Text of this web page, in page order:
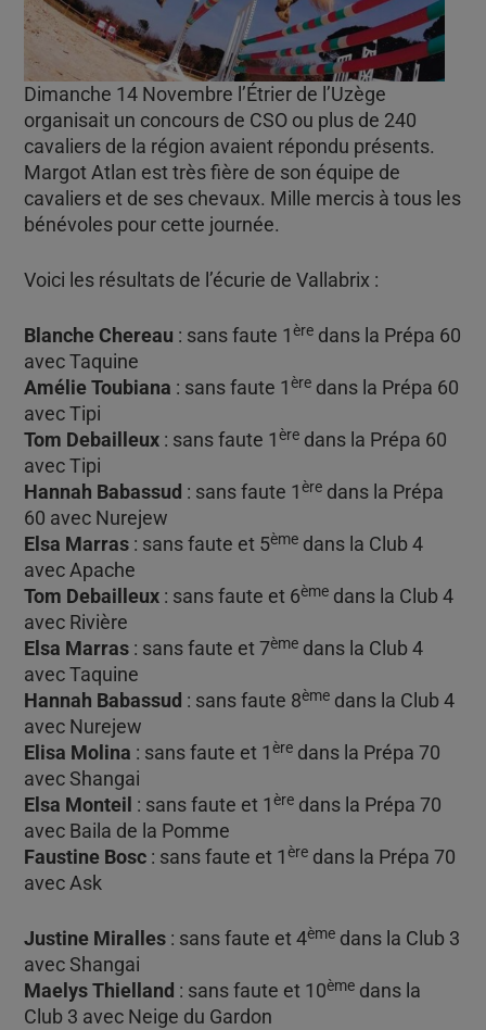
Dimanche 14 Novembre l’Étrier de l’Uzège
organisait un concours de CSO ou plus de 240
cavaliers de la région avaient répondu présents.
Margot Atlan est très fière de son équipe de
cavaliers et de ses chevaux. Mille mercis à tous les
bénévoles pour cette journée.
Voici les résultats de l’écurie de Vallabrix :
Blanche Chereau : sans faute 1ère dans la Prépa 60
avec Taquine
Amélie Toubiana : sans faute 1ère dans la Prépa 60
avec Tipi
Tom Debailleux : sans faute 1ère dans la Prépa 60
avec Tipi
Hannah Babassud : sans faute 1ère dans la Prépa
60 avec Nurejew
Elsa Marras : sans faute et 5ème dans la Club 4
avec Apache
Tom Debailleux : sans faute et 6ème dans la Club 4
avec Rivière
Elsa Marras : sans faute et 7ème dans la Club 4
avec Taquine
Hannah Babassud : sans faute 8ème dans la Club 4
avec Nurejew
Elisa Molina : sans faute et 1ère dans la Prépa 70
avec Shangai
Elsa Monteil : sans faute et 1ère dans la Prépa 70
avec Baila de la Pomme
Faustine Bosc : sans faute et 1ère dans la Prépa 70
avec Ask
Justine Miralles : sans faute et 4ème dans la Club 3
avec Shangai
Maelys Thielland : sans faute et 10ème dans la
Club 3 avec Neige du Gardon